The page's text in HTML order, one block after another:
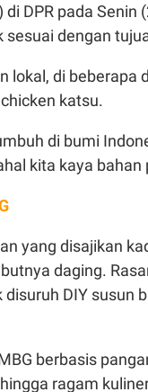
di DPR pada
sesuai dengan
lokal, di beberapa
katsu.
di bumi
kita kaya bahan
yang disajikan
daging.
DIY susun
berbasis
ragam